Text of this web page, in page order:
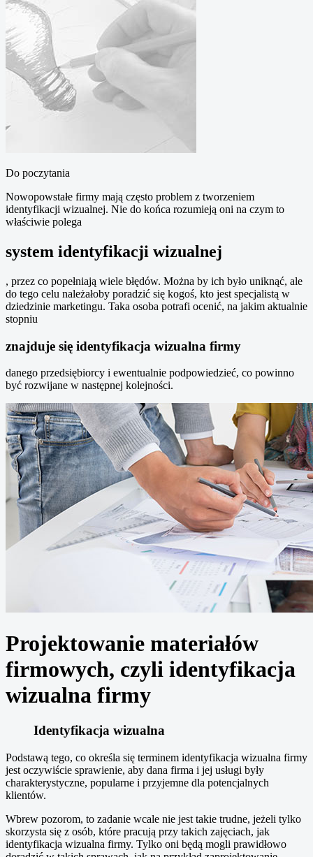
Do poczytania
Nowopowstałe firmy mają często problem z tworzeniem
identyfikacji wizualnej. Nie do końca rozumieją oni na czym to
właściwie polega
system identyfikacji wizualnej
, przez co popełniają wiele błędów. Można by ich było uniknąć, ale
do tego celu należałoby poradzić się kogoś, kto jest specjalistą w
dziedzinie marketingu. Taka osoba potrafi ocenić, na jakim aktualnie
stopniu
znajduje się identyfikacja wizualna firmy
danego przedsiębiorcy i ewentualnie podpowiedzieć, co powinno
być rozwijane w następnej kolejności.
Projektowanie materiałów
firmowych, czyli identyfikacja
wizualna firmy
Identyfikacja wizualna
Podstawą tego, co określa się terminem identyfikacja wizualna firmy
jest oczywiście sprawienie, aby dana firma i jej usługi były
charakterystyczne, popularne i przyjemne dla potencjalnych
klientów.
Wbrew pozorom, to zadanie wcale nie jest takie trudne, jeżeli tylko
skorzysta się z osób, które pracują przy takich zajęciach, jak
identyfikacja wizualna firmy. Tylko oni będą mogli prawidłowo